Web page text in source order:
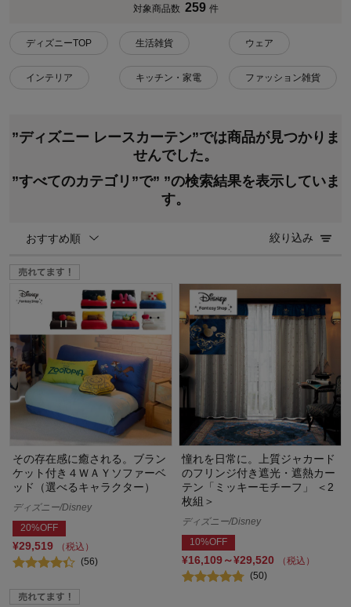
対象商品数 259 件
ディズニーTOP
インテリア
生活雑貨
キッチン・家電
ウェア
ファッション雑貨
”ディズニー レースカーテン”では商品が見つかりま
せんでした。
”すべてのカテゴリ”で” ”の検索結果を表示していま
す。
おすすめ順 絞り込み
その存在感に癒される。ブラン
ケット付き４ＷＡＹソファーベ
ッド（選べるキャラクター）
ディズニー/Disney
20%OFF
¥29,519
（税込）
(56)
憧れを日常に。上質ジャカード
のフリンジ付き遮光・遮熱カー
テン「ミッキーモチーフ」 ＜2
枚組＞
ディズニー/Disney
10%OFF
¥16,109～¥29,520
（税込）
(50)